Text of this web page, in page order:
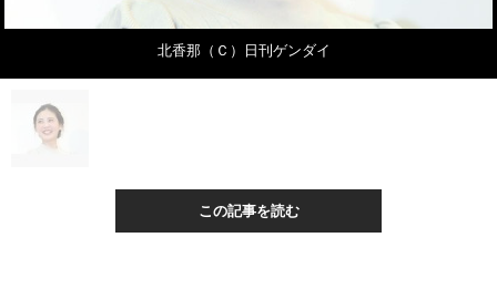
北香那（Ｃ）日刊ゲンダイ
この記事を読む